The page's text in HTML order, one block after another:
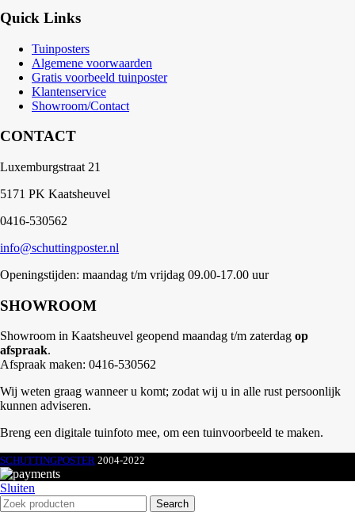
Quick Links
Tuinposters
Algemene voorwaarden
Gratis voorbeeld tuinposter
Klantenservice
Showroom/Contact
CONTACT
Luxemburgstraat 21
5171 PK Kaatsheuvel
0416-530562
info@schuttingposter.nl
Openingstijden: maandag t/m vrijdag 09.00-17.00 uur
SHOWROOM
Showroom in Kaatsheuvel geopend maandag t/m zaterdag op
afspraak.
Afspraak maken: 0416-530562
Wij weten graag wanneer u komt; zodat wij u in alle rust persoonlijk
kunnen adviseren.
Breng een digitale tuinfoto mee, om een tuinvoorbeeld te maken.
SCHUTTINGPOSTER 2004-2022
Sluiten
Search